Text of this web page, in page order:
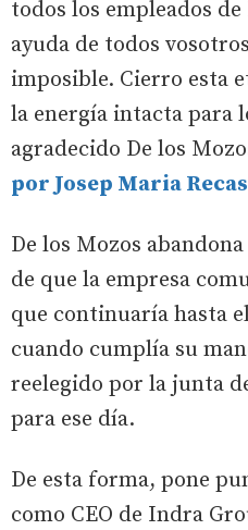
todos los empleados
ayuda de todos
imposible. Cierro esta
la energía intacta para
agradecido De los
por Josep Maria
De los Mozos
de que la empresa
que continuaría hasta
cuando cumplía su
reelegido por la junta
para ese día.
De esta forma, pone
como CEO de Indra